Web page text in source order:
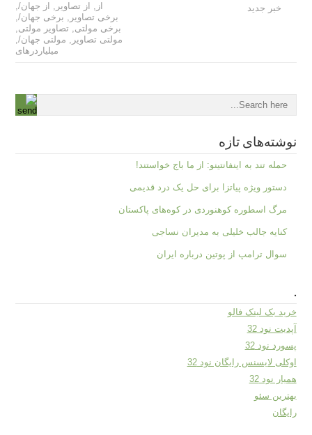
خبر جدید از , از تصاویر , از جهان/,
برخی‌ تصاویر , برخی‌ جهان/,
برخی‌ مولتی‌, تصاویر مولتی‌,
مولتی‌ تصاویر , مولتی‌ جهان/,
میلیاردرهای
نوشته‌های تازه
حمله تند به اینفانتینو: از ما باج خواستند!
دستور ویژه پیاتزا برای حل یک درد قدیمی
مرگ اسطوره کوهنوردی در کوه‌های پاکستان
کنایه جالب خلیلی به مدیران نساجی
سوال ترامپ از پوتین درباره ایران
.
خرید بک لینک فالو
آپدیت نود 32
پسورد نود 32
اوکلی لایسنس رایگان نود 32
همیار نود 32
بهترین سئو
رایگان